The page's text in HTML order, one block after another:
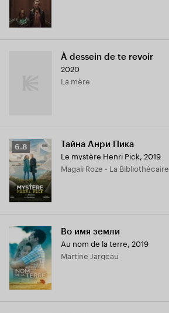
À dessein de te revoir
2020
La mère
Рейтинг
Кинопоиска
6.8
6.8 Тайна Анри Пика
Le mystère Henri Pick, 2019
Magali Roze - La Bibliothécaire
Во имя земли
Au nom de la terre, 2019
Martine Jargeau